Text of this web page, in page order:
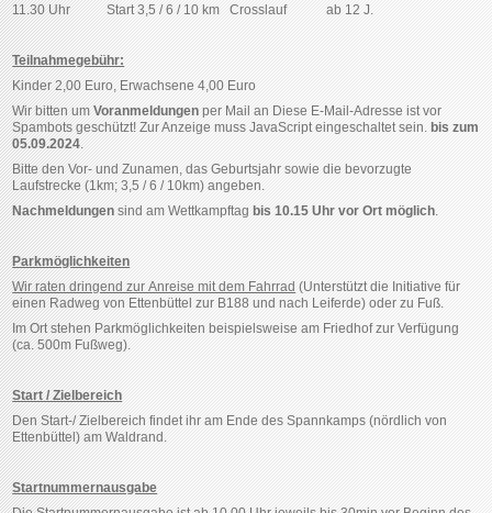
11.30 Uhr
Start 3,5 / 6 / 10 km Crosslauf ab 12 J.
Teilnahmegebühr:
Kinder 2,00 Euro, Erwachsene 4,00 Euro
Wir bitten umVoranmeldungenper Mail an Diese E-Mail-Adresse ist vor
Spambots geschützt! Zur Anzeige muss JavaScript eingeschaltet sein. bis zum
05.09.2024.
Bitte den Vor- und Zunamen, das Geburtsjahr sowie die bevorzugte
Laufstrecke (1km; 3,5 / 6 / 10km) angeben.
Nachmeldungen sind am Wettkampftag bis 10.15 Uhr vor Ort möglich.
Parkmöglichkeiten
Wir raten dringend zur Anreise mit dem Fahrrad (Unterstützt die Initiative für
einen Radweg von Ettenbüttel zur B188 und nach Leiferde) oder zu Fuß.
Im Ort stehen Parkmöglichkeiten beispielsweise am Friedhof zur Verfügung
(ca. 500m Fußweg).
Start / Zielbereich
Den Start-/ Zielbereich findet ihr am Ende des Spannkamps (nördlich von
Ettenbüttel) am Waldrand.
Startnummernausgabe